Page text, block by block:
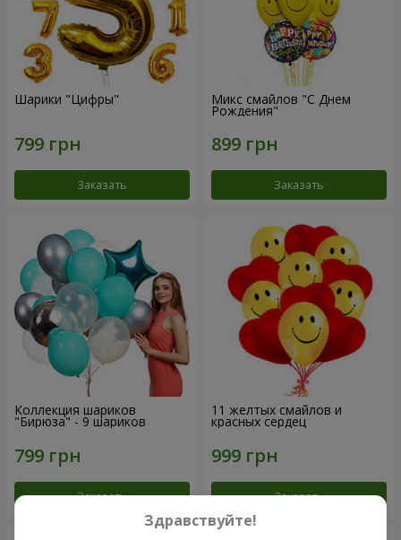
Шарики "Цифры"
Заказать
Микс смайлов "C Днем
Рождения"
Заказать
Коллекция шариков
"Бирюза" - 9 шариков
Заказать
11 желтых смайлов и
красных сердец
Заказать
Здравствуйте!